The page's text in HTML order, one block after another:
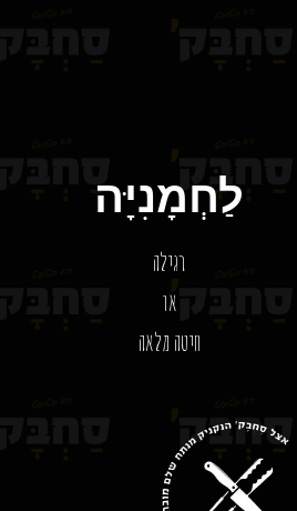
לַחְמָנִיָּה
רגילה
או
חיטה מלאה